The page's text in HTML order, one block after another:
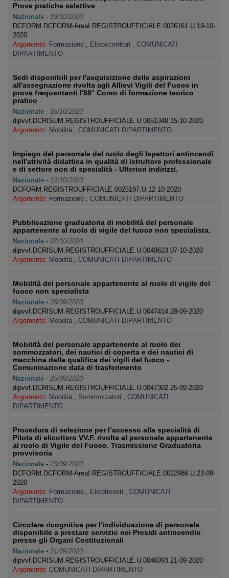
Prove pratiche selettive
Nazionale - 19/10/2020
DCFORM.DCFORM-AreaI.REGISTROUFFICIALE.0026161.U.19-10-
2020
Argomento: Formazione , Elisoccorritori , COMUNICATI
DIPARTIMENTO
Sedi disponibili per l'acquisizione delle aspirazioni
all'assegnazione rivolta agli Allievi Vigili del Fuoco in
prova frequentanti l'88° Corso di formazione teorico
pratico
Nazionale - 16/10/2020
dipvvf.DCRISUM.REGISTROUFFICIALE.U.0051348.15-10-2020
Argomento: Mobilità , COMUNICATI DIPARTIMENTO
Impiego del personale del ruolo degli Ispettori antincendi
nell'attività didattica in qualità di istruttore professionale
e di settore non di specialità - Ulteriori indirizzi.
Nazionale - 12/10/2020
DCFORM.REGISTROUFFICIALE.0025197.U.12-10-2020
Argomento: Formazione , COMUNICATI DIPARTIMENTO
Pubblicazione graduatoria di mobilità del personale
appartenente al ruolo di vigile del fuoco non specialista.
Nazionale - 07/10/2020
dipvvf.DCRISUM.REGISTROUFFICIALE.U.0049623.07-10-2020
Argomento: Mobilità , COMUNICATI DIPARTIMENTO
Mobilità del personale appartenente al ruolo di vigile del
fuoco non specialista
Nazionale - 28/09/2020
dipvvf.DCRISUM.REGISTROUFFICIALE.U.0047414.28-09-2020
Argomento: Mobilità , COMUNICATI DIPARTIMENTO
Mobilità del personale appartenente al ruolo dei
sommozzatori, dei nautici di coperta e dei nautici di
macchina della qualifica dei vigili del fuoco -
Comunicazione data di trasferimento
Nazionale - 25/09/2020
dipvvf.DCRISUM.REGISTROUFFICIALE.U.0047302.25-09-2020
Argomento: Mobilità , Sommozzatori , COMUNICATI
DIPARTIMENTO
Procedura di selezione per l’accesso alla specialità di
Pilota di elicottero VV.F. rivolta al personale appartenente
al ruolo di Vigile del Fuoco. Trasmissione Graduatoria
provvisoria
Nazionale - 23/09/2020
DCFORM.DCFORM-AreaI.REGISTROUFFICIALE.0022986.U.23-09-
2020
Argomento: Formazione , Elicotteristi , COMUNICATI
DIPARTIMENTO
Circolare ricognitiva per l'individuazione di personale
disponibile a prestare servizio nei Presidi antincendio
presso gli Organi Costituzionali
Nazionale - 21/09/2020
dipvvf.DCRISUM.REGISTROUFFICIALE.U.0046093.21-09-2020
Argomento: COMUNICATI DIPARTIMENTO